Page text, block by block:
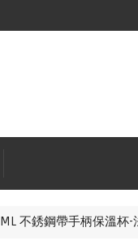
杯-法國地基建築公司